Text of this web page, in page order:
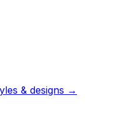
& designs →